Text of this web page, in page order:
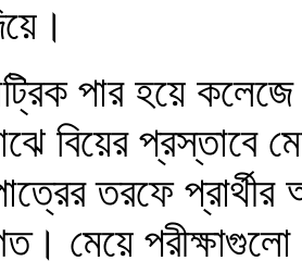
পার হয়ে
বিয়ের প্রস্তাবে
তরফে
মেয়ে